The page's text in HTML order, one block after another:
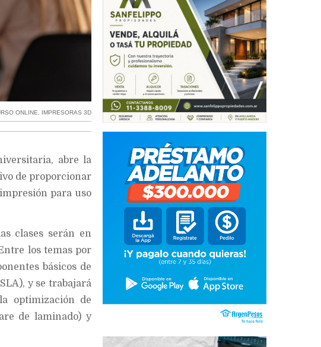
ONLINE IMPRESORAS 3D
abre la
de proporcionar
para uso
clases serán en
los temas por
básicos de
y se trabajará
optimización de
de laminado) y